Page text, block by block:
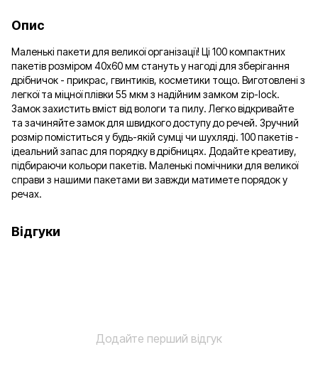
Опис
Маленькі пакети для великої організації! Ці 100 компактних
пакетів розміром 40х60 мм стануть у нагоді для зберігання
дрібничок - прикрас, гвинтиків, косметики тощо. Виготовлені з
легкої та міцної плівки 55 мкм з надійним замком zip-lock.
Замок захистить вміст від вологи та пилу. Легко відкривайте
та зачиняйте замок для швидкого доступу до речей. Зручний
розмір поміститься у будь-якій сумці чи шухляді. 100 пакетів -
ідеальний запас для порядку в дрібницях. Додайте креативу,
підбираючи кольори пакетів. Маленькі помічники для великої
справи з нашими пакетами ви завжди матимете порядок у
речах.
Відгуки
Додайте перший відгук